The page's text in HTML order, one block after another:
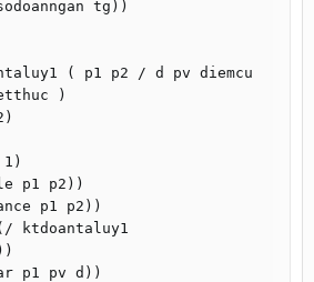
tg))
( p1 p2 / d pv diemcu
)
p1 p2))
p1 p2))
ktdoantaluy1
p1 pv d))